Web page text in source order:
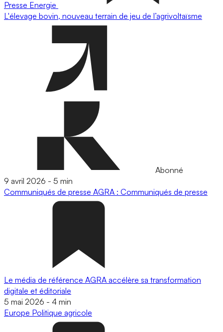
Presse Energie
L'élevage bovin, nouveau terrain de jeu de l’agrivoltaïsme
Abonné
9 avril 2026 - 5 min
Communiqués de presse AGRA : Communiqués de presse
Le média de référence AGRA accélère sa transformation
digitale et éditoriale
5 mai 2026 - 4 min
Europe Politique agricole